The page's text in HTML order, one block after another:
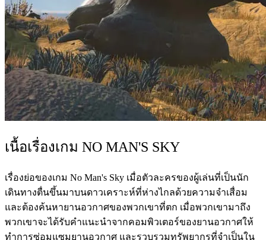
เนื้อเรื่องเกม NO MAN'S SKY
เรื่องย่อของเกม No Man's Sky เมื่อตัวละครของผู้เล่นที่เป็นนัก
เดินทางตื่นขึ้นมาบนดาวเคราะห์ที่ห่างไกลด้วยความจำเสื่อม
และต้องค้นหายานอวกาศของพวกเขาที่ตก เมื่อพวกเขามาถึง
พวกเขาจะได้รับคำแนะนำจากคอมพิวเตอร์ของยานอวกาศให้
ทำการซ่อมแซมยานอวกาศ และรวบรวมทรัพยากรที่จำเป็นใน